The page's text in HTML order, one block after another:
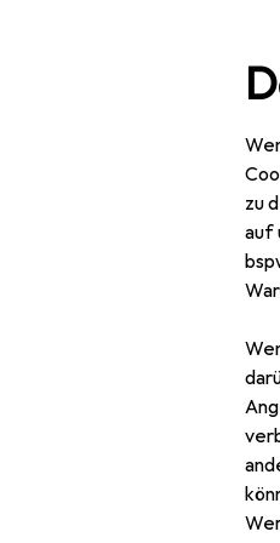
zu
auf
Navigation nach Kategorien